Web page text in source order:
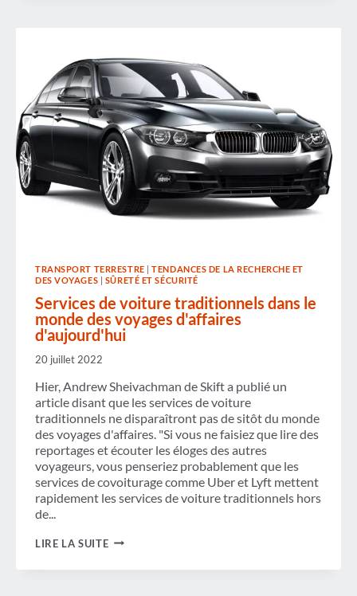
LES
VOITURES
AUTONOMES
ET
LE
BOULEVERSEMENT
DES
TRANSPORTS
TERRESTRES
TRANSPORT TERRESTRE |TENDANCES DE LA RECHERCHE ET
DES VOYAGES | SÛRETÉ ET SÉCURITÉ
Services de voiture traditionnels dans le
monde des voyages d'affaires
d'aujourd'hui
20 juillet 2022
Hier, Andrew Sheivachman de Skift a publié un
article disant que les services de voiture
traditionnels ne disparaîtront pas de sitôt du monde
des voyages d'affaires. "Si vous ne faisiez que lire des
reportages et écouter les éloges des autres
voyageurs, vous penseriez probablement que les
services de covoiturage comme Uber et Lyft mettent
rapidement les services de voiture traditionnels hors
de...
LIRE LA SUITESERVICES